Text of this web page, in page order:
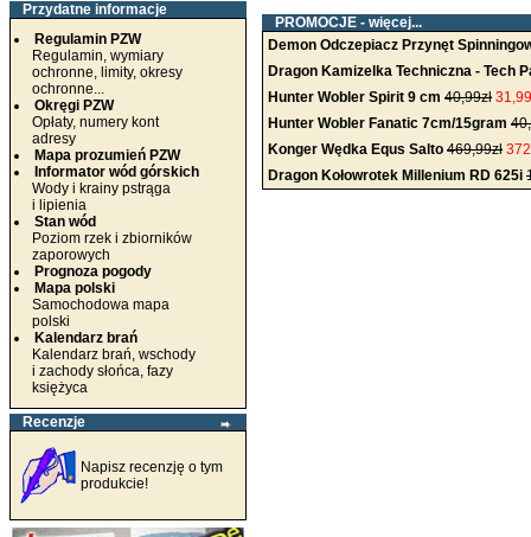
Przydatne informacje
Regulamin PZW
Regulamin, wymiary
ochronne, limity, okresy
ochronne...
Okręgi PZW
Opłaty, numery kont
adresy
Mapa prozumień PZW
Informator wód górskich
Wody i krainy pstrąga
i lipienia
Stan wód
Poziom rzek i zbiorników
zaporowych
Prognoza pogody
Mapa polski
Samochodowa mapa
polski
Kalendarz brań
Kalendarz brań, wschody
i zachody słońca, fazy
księżyca
Recenzje
Napisz recenzję o tym
produkcie!
PROMOCJE - więcej...
Demon Odczepiacz Przynęt
Dragon Kamizelka Techniczna - Tech
Hunter Wobler Spirit 9 cm 40,99zł
Hunter Wobler Fanatic 7cm/15gram
Konger Wędka Equs Salto 469,99zł
Dragon Kołowrotek Millenium RD 625i